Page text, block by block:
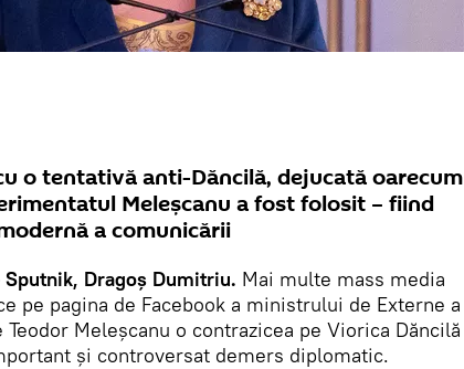
o tentativă anti-Dăncilă, dejucată oarecum
Meleșcanu a fost folosit – fiind
a comunicării
Sputnik, Dragoș Dumitriu. Mai multe mass media
pe pagina de Facebook a ministrului de Externe a
Meleșcanu o contrazicea pe Viorica Dăncilă
și controversat demers diplomatic.